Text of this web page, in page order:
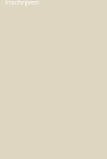
Inschrijven